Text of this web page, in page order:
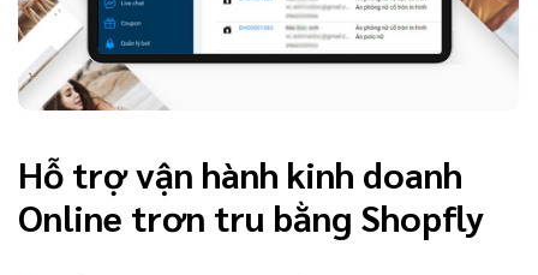
Hỗ trợ vận hành kinh doanh
Online trơn tru bằng Shopfly